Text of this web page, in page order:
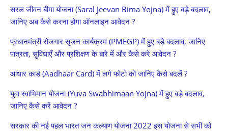
सरल‌‌ ‌‌जीवन‌‌ ‌‌बीमा‌‌ ‌‌योजना‌ ‌(Saral‌ ‌Jeevan‌ ‌Bima‌ ‌Yojna)‌ में हुए बड़े बदलाव,
जानिए अब कैसे करना होगा ऑनलाइन आवेदन ?
प्रधानमंत्री रोजगार सृजन कार्यक्रम (PMEGP) में हुए बड़े बदलाव, जानिए
पात्रता, सुविधाएँ और प्रशिक्षण के बारे में और कैसे करे आवेदन ?
आधार कार्ड (Aadhaar Card) में लगे फोटो को जानिए कैसे बदलें ?
युवा स्वाभिमान योजना (Yuva Swabhimaan Yojna) में हुए बड़े बदलाव,
जानिए कैसे करें आवेदन ?
सरकार की नई पहल भारत जन कल्याण योजना 2022 इस योजना से सभी को